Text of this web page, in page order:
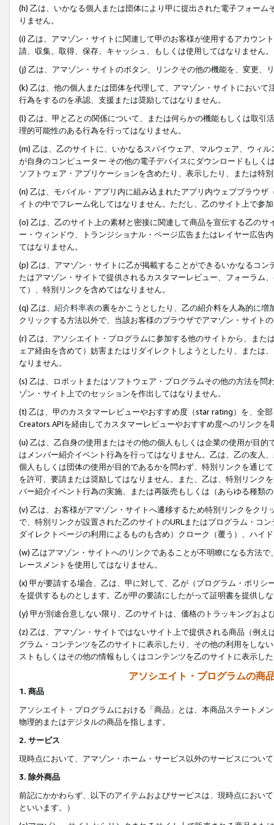
(h) 乙は、いかなる個人または団体により甲に提出された電子フォー
りません。
(i) 乙は、アマゾン・サイトに関連して甲のお客様が使用するアカウン
請、収集、取得、保存、キャッシュ、もしくは使用してはなりません。
(j) 乙は、アマゾン・サイトのボタン、リンクその他の機能を、変更、
(k) 乙は、他の個人または団体を代理して、アマゾン・サイトにおい
行為をするのを承認、支援または奨励してはなりません。
(l) 乙は、甲と乙との関係について、または何らかの機能もしくは取
理的可能性のある行為を行ってはなりません。
(m) 乙は、乙のサイトに、いかなるスパイウェア、マルウェア、ウィ
が自身のコンピューター その他の電子デバイスにダウンロードもし
ソフトウェア・アプリケーションを含めたり、表示したり、または特
(n) 乙は、モバイル・アプリ内に組み込まれたアプリ内ウェブブラウ
イトの中でフレーム化してはなりません。ただし、乙のサイト上で参
(o) 乙は、乙のサイト上の素材と密接に関連して商品を宣伝する乙の
ー・ウィンドウ、トランジショナル・ページ広告またはレイヤー広告
てはなりません。
(p) 乙は、アマゾン・サイトに乙が掲載することができるいかなるコ
たはアマゾン・サイトで提供されるカスタマーレビュー、フォーラム
て）、特別リンクを含めてはなりません。
(q) 乙は、 紹介料率表の裏をかこうとしたり、乙の紹介料を人為的に
クリックする方法以外で、当該お客様のブラウザでアマゾン・サイト
(r) 乙は、アソシエイト・プログラムに参加する他のサイトから、ま
ェア経由を含めて）妨害またはリダイレクトしようとしたり、または
なりません。
(s) 乙は、ロボットまたはソフトウェア・プログラムその他の方法を
ゾン・サイト上でのセッションを作出してはなりません。
(t) 乙は、甲のカスタマーレビューやおすすめ度（star rating）を、全
Creators APIを経由してカスタマーレビューやおすすめ度へのリンクを
(u) 乙は、乙自身の使用またはその他の個人もしくは企業の使用が目
はメンバー紹介イベント行為を行ってはなりません。乙は、乙の友人
個人もしくは団体の使用が目的であるかを問わず、特別リンクを通じ
を許可、要請または奨励してはなりません。また、乙は、特別リンク
バー紹介イベント行為の実施、または再販売もしくは（あらゆる種類
(v) 乙は、お客様がアマゾン・サイトへ遷移するため特別リンクをク
で、特別リンクが設置された乙のサイトのURLまたはプログラム・コ
ダイレクトページの利用によるものも含め）クローク（覆う）、ハイ
(w) 乙はアマゾン・サイトへのリンクであることが不明瞭になる方法
レースメントを使用してはなりません。
(x) 甲が要請する場合、乙は、甲に対して、乙が（プログラム・ポリ
を提供するものとします。乙が甲の要請にしたがって証明書を提供し
(y) 甲が別途合意しない限り、乙のサイトは、価格のトラッキングお
(z) 乙は、アマゾン・サイトではないサイト上で提供される商品（例
グラム・コンテンツを乙のサイトに表示したり、その他の利用をしな
ストもしくはその他の情報もしくはコンテンツを乙のサイトに表示し
アソシエイト・プログラムの商
1. 商品
アソシエイト・プログラムにおける「商品」とは、本商品ステートメ
物理的またはデジタルの商品を指します。
2. サービス
現時点において、アマゾン・ホーム・サービス以外のサービスについ
3. 除外商品
前記にかかわらず、以下のアイテムおよびサービスは、現時点におい
といいます。）